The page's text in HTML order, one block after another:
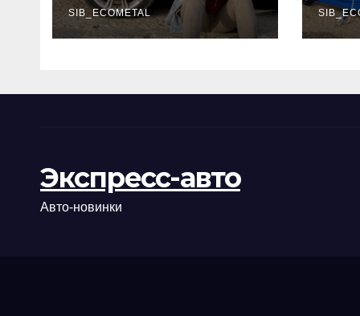
SIB_ECOMETAL
Экспресс-авто
Авто-новинки